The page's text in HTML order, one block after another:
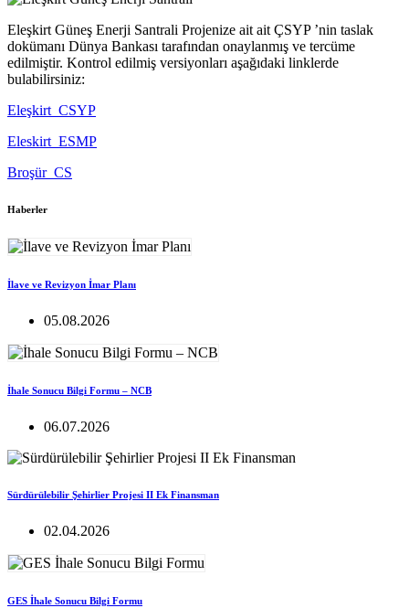
Eleşkirt Güneş Enerji Santrali Projenize ait ait ÇSYP ’nin taslak
dokümanı Dünya Bankası tarafından onaylanmış ve tercüme
edilmiştir. Kontrol edilmiş versiyonları aşağıdaki linklerde
bulabilirsiniz:
Eleşkirt_CSYP
Eleskirt_ESMP
Broşür_CS
Haberler
İlave ve Revizyon İmar Planı
05.08.2026
İhale Sonucu Bilgi Formu – NCB
06.07.2026
Sürdürülebilir Şehirlier Projesi II Ek Finansman
02.04.2026
GES İhale Sonucu Bilgi Formu